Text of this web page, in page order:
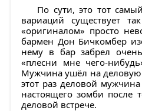
По сути, это тот
вариаций существует
«оригиналом» просто
бармен Дон Бичкомбер
нему в бар забрел
«плесни мне чего-
Мужчина ушёл на деловую
этот раз деловой
настоящего зомби после
деловой встрече.